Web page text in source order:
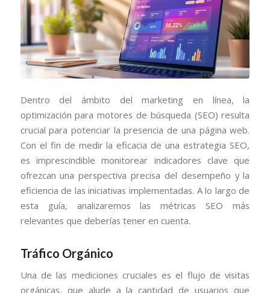
Dentro del ámbito del marketing en línea, la
optimización para motores de búsqueda (SEO) resulta
crucial para potenciar la presencia de una página web.
Con el fin de medir la eficacia de una estrategia SEO,
es imprescindible monitorear indicadores clave que
ofrezcan una perspectiva precisa del desempeño y la
eficiencia de las iniciativas implementadas. A lo largo de
esta guía, analizaremos las métricas SEO más
relevantes que deberías tener en cuenta.
Tráfico Orgánico
Una de las mediciones cruciales es el flujo de visitas
orgánicas, que alude a la cantidad de usuarios que